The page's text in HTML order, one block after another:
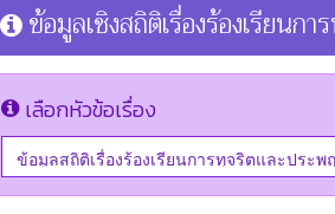
ข้อมูลเชิงสถิติเรื่องร้องเรียนก
เลือกหัวข้อเรื่อง